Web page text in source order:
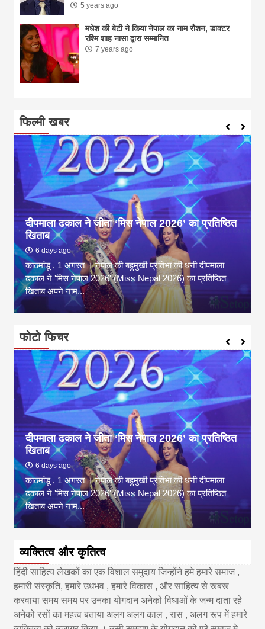
5 years ago
मधेश की बेटी ने किया नेपाल का नाम राैशन, डाक्टर
रश्मि शाह नासा द्वारा सम्मानित
7 years ago
फिल्मी खबर
दीपमाला ढकाल ने जीता ‘मिस नेपाल 2026’ का प्रतिष्ठित
खिताब
6 days ago
काठमांडू , 1 अगस्त । नेपाल की बहुमुखी प्रतिभा की धनी दीपमाला
ढकाल ने 'मिस नेपाल 2026' (Miss Nepal 2026) का प्रतिष्ठित
खिताब अपने नाम...
फोटो फिचर
दीपमाला ढकाल ने जीता ‘मिस नेपाल 2026’ का प्रतिष्ठित
खिताब
6 days ago
काठमांडू , 1 अगस्त । नेपाल की बहुमुखी प्रतिभा की धनी दीपमाला
ढकाल ने 'मिस नेपाल 2026' (Miss Nepal 2026) का प्रतिष्ठित
खिताब अपने नाम...
व्यक्तित्व और कृतित्व
हिंदी साहित्य लेखकों का एक विशाल समुदाय जिन्होंने हमे हमारे समाज ,
हमारी संस्कृति, हमारे उधभव , हमारे विकास , और साहित्य से रूबरू
करवाया समय समय पर उनका योगदान अनेकों विधाओं के जन्म दाता रहे
अनेको रसों का महत्व बताया अलग अलग काल , रास , अलग रूप में हमारे